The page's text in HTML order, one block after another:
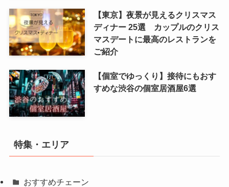
【東京】夜景が見えるクリスマス
ディナー 25選 カップルのクリス
マスデートに最高のレストランを
ご紹介
【個室でゆっくり】接待にもおす
すめな渋谷の個室居酒屋6選
特集・エリア
おすすめチェーン